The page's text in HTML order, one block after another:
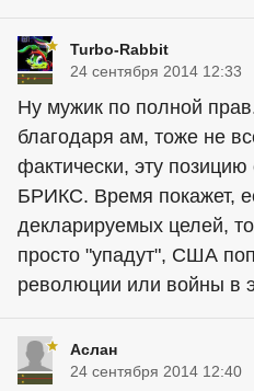
Turbo-Rabbit
24 сентября 2014 12:33
Ну мужик по полной
благодаря ам, тоже не
фактически, эту
БРИКС. Время покажет,
декларируемых целей,
просто "упадут", США
революции или войны в
Аслан
24 сентября 2014 12:40